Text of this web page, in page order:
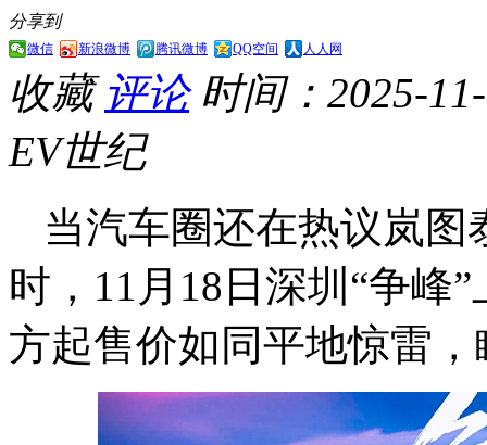
分享到
微信 新浪微博 腾讯微博 QQ空间 人人网
收藏 评论 时间：2025-
EV世纪
当汽车圈还在热议岚图
时，11月18日深圳“争峰
方起售价如同平地惊雷